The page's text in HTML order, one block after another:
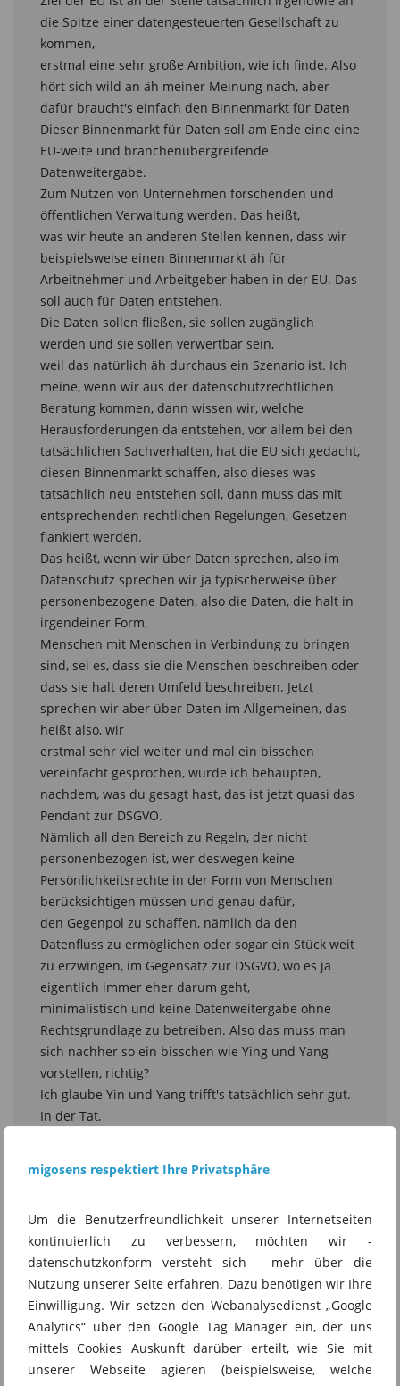
migosens respektiert Ihre Privatsphäre
Um die Benutzerfreundlichkeit unserer Internetseiten
kontinuierlich zu verbessern, möchten wir -
datenschutzkonform versteht sich - mehr über die
Nutzung unserer Seite erfahren. Dazu benötigen wir Ihre
Einwilligung. Wir setzen den Webanalysedienst „Google
Analytics“ über den Google Tag Manager ein, der uns
mittels Cookies Auskunft darüber erteilt, wie Sie mit
unserer Webseite agieren (beispielsweise, welche